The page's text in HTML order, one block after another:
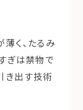
く、たるみ
ぎは禁物で
き出す技術